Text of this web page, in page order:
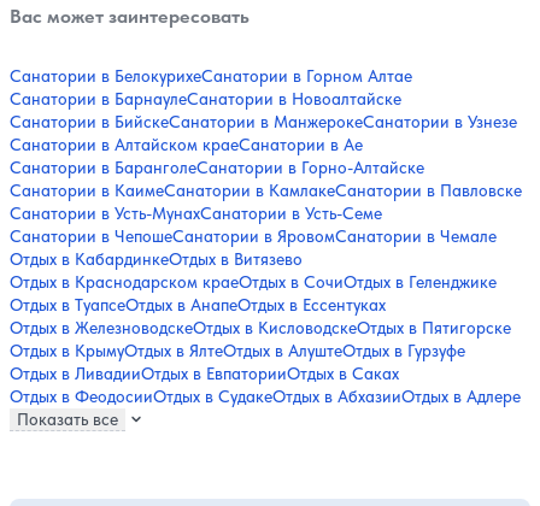
Вас может заинтересовать
Санатории в БелокурихеСанатории в Горном Алтае
Санатории в БарнаулеСанатории в Новоалтайске
Санатории в БийскеСанатории в МанжерокеСанатории в Узнезе
Санатории в Алтайском краеСанатории в Ае
Санатории в БаранголеСанатории в Горно-Алтайске
Санатории в КаимеСанатории в КамлакеСанатории в Павловске
Санатории в Усть-МунахСанатории в Усть-Семе
Санатории в ЧепошеСанатории в ЯровомСанатории в Чемале
Отдых в КабардинкеОтдых в Витязево
Отдых в Краснодарском краеОтдых в СочиОтдых в Геленджике
Отдых в ТуапсеОтдых в АнапеОтдых в Ессентуках
Отдых в ЖелезноводскеОтдых в КисловодскеОтдых в Пятигорске
Отдых в КрымуОтдых в ЯлтеОтдых в АлуштеОтдых в Гурзуфе
Отдых в ЛивадииОтдых в ЕвпаторииОтдых в Саках
Отдых в ФеодосииОтдых в СудакеОтдых в АбхазииОтдых в Адлере
Показать все